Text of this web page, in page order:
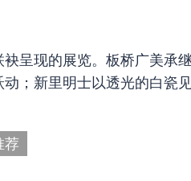
呈现的展览。板桥广美承
；新里明士以透光的白瓷
荐